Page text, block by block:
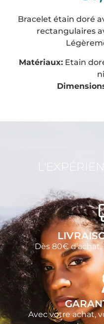
Bracelet étain doré
rectangulaires
Matériaux:Etain
KS
Dès 80€
Avec votre achat,